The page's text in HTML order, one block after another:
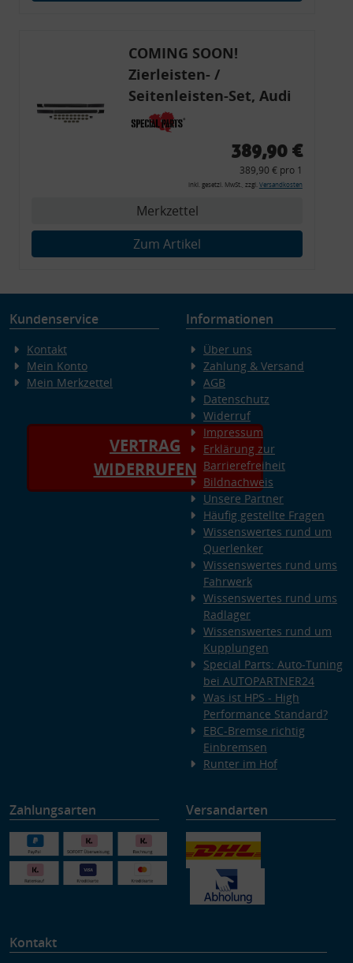
COMING SOON!
Zierleisten- /
Seitenleisten-Set, Audi
80 Cabrio, Coupe, S2, (6x
Zierleiste, 2x Kappe,
Montagewerkzeug)
389,90 €
389,90 € pro 1
inkl. gesetzl. MwSt., zzgl. Versandkosten
Merkzettel
Zum Artikel
Kundenservice
Kontakt
Mein Konto
Mein Merkzettel
VERTRAG
WIDERRUFEN
Informationen
Über uns
Zahlung & Versand
AGB
Datenschutz
Widerruf
Impressum
Erklärung zur
Barrierefreiheit
Bildnachweis
Unsere Partner
Häufig gestellte Fragen
Wissenswertes rund um
Querlenker
Wissenswertes rund ums
Fahrwerk
Wissenswertes rund ums
Radlager
Wissenswertes rund um
Kupplungen
Special Parts: Auto-Tuning
bei AUTOPARTNER24
Was ist HPS - High
Performance Standard?
EBC-Bremse richtig
Einbremsen
Runter im Hof
Zahlungsarten Versandarten
Kontakt